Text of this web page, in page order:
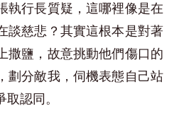
執行長質疑，這哪裡像是在
談慈悲？其實這根本是對著
撒鹽，故意挑動他們傷口的
劃分敵我，伺機表態自己站
認同。